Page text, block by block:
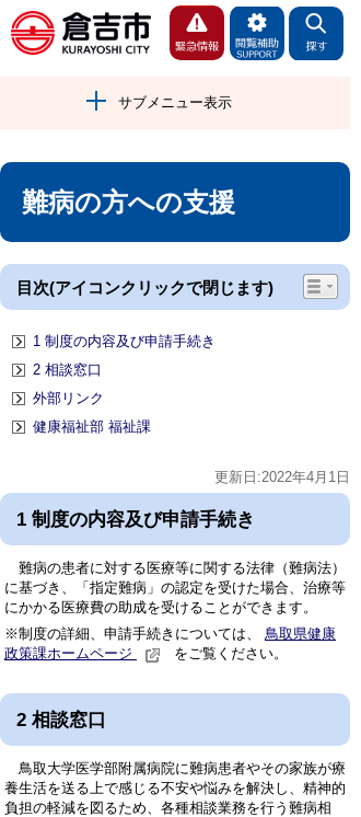
サブメニュー表示
難病の方への支援
目次(アイコンクリックで閉じます)
1 制度の内容及び申請手続き
2 相談窓口
外部リンク
健康福祉部 福祉課
更新日:2022年4月1日
1 制度の内容及び申請手続き
難病の患者に対する医療等に関する法律（難病法）
に基づき、「指定難病」の認定を受けた場合、治療等
にかかる医療費の助成を受けることができます。
※制度の詳細、申請手続きについては、 鳥取県健康
政策課ホームページ
をご覧ください。
2 相談窓口
鳥取大学医学部附属病院に難病患者やその家族が療
養生活を送る上で感じる不安や悩みを解決し、精神的
負担の軽減を図るため、各種相談業務を行う難病相